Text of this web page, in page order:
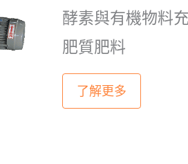
酵素與有機物料
肥質肥料
了解更多